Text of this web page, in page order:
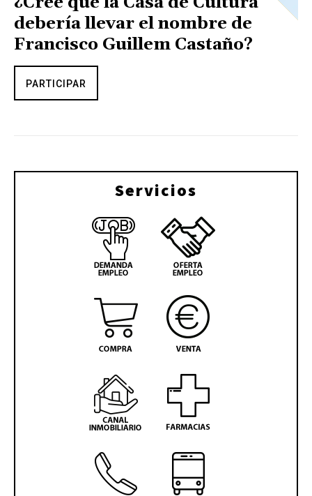
debería llevar el nombre de
Francisco Guillem Castaño?
PARTICIPAR
Servicios